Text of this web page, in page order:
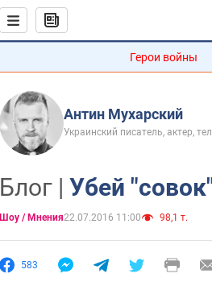
Герои войны
Антин Мухарский
Украинский писатель, актер,
Блог | Убей
Шоу / Мнения22.07.2016 11:00 98,1 т.
583